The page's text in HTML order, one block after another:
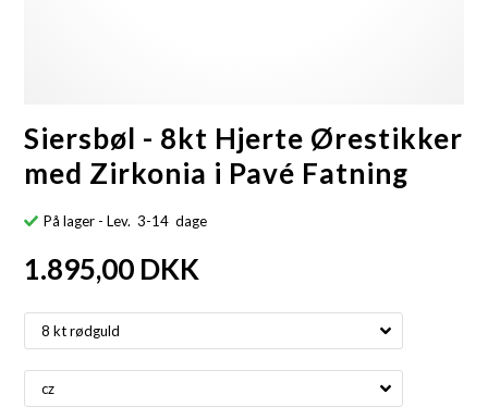
Siersbøl - 8kt Hjerte Ørestikker
med Zirkonia i Pavé Fatning
På lager - Lev. 3-14 dage
1.895,00 DKK